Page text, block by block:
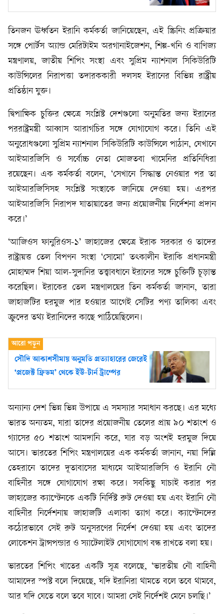
তিনজন ঊর্ধ্বতন ইরানি কর্মকর্তা জানিয়েছেন, এই স্ক্রিনিং প্রক্রিয়ার
সঙ্গে পোর্টস অ্যান্ড মেরিটাইম অরগানাইজেশন, শিল্প-খনি ও বাণিজ্য
মন্ত্রণালয়, জাতীয় শিপিং সংস্থা এবং সুপ্রিম ন্যাশনাল সিকিউরিটি
কাউন্সিলের নিরাপত্তা তদারককারী দলসহ ইরানের বিভিন্ন রাষ্ট্রীয়
প্রতিষ্ঠান যুক্ত।
দ্বিপাক্ষিক চুক্তির ক্ষেত্রে সংশ্লিষ্ট দেশগুলো অনুমতির জন্য ইরানের
পররাষ্ট্রমন্ত্রী আব্বাস আরাগচির সঙ্গে যোগাযোগ করে। তিনি এই
অনুরোধগুলো সুপ্রিম ন্যাশনাল সিকিউরিটি কাউন্সিলে পাঠান, যেখানে
আইআরজিসি ও সর্বোচ্চ নেতা মোজতবা খামেনির প্রতিনিধিরা
রয়েছেন। এক কর্মকর্তা বলেন, ‘সেখানে সিদ্ধান্ত নেওয়ার পর তা
আইআরজিসিসহ সংশ্লিষ্ট সংস্থাকে জানিয়ে দেওয়া হয়। এরপর
আইআরজিসি নিরাপদ যাতায়াতের জন্য প্রয়োজনীয় নির্দেশনা প্রদান
করে।’
‘আজিওস ফানুরিওস-১’ জাহাজের ক্ষেত্রে ইরাক সরকার ও তাদের
রাষ্ট্রায়ত্ত তেল বিপণন সংস্থা ‘সোমো’ তৎকালীন ইরাকি প্রধানমন্ত্রী
মোহাম্মদ শিয়া আল-সুদানির তত্ত্বাবধানে ইরানের সঙ্গে চুক্তিটি চূড়ান্ত
করেছিল। ইরাকের তেল মন্ত্রণালয়ের তিন কর্মকর্তা জানান, তারা
জাহাজটির হরমুজ পার হওয়ার আগেই সেটির পণ্য তালিকা এবং
ক্রুদের তথ্য ইরানিদের কাছে পাঠিয়েছিলেন।
সৌদি আকাশসীমায় অনুমতি প্রত্যাহারের জেরেই
‘প্রজেক্ট ফ্রিডম’ থেকে ইউ-টার্ন ট্রাম্পের
অন্যান্য দেশ ভিন্ন ভিন্ন উপায়ে এ সমস্যার সমাধান করছে। এর মধ্যে
ভারত অন্যতম, যারা তাদের প্রয়োজনীয় তেলের প্রায় ৯০ শতাংশ ও
গ্যাসের ৫০ শতাংশ আমদানি করে, যার বড় অংশই হরমুজ দিয়ে
আসে। ভারতের শিপিং মন্ত্রণালয়ের এক কর্মকর্তা জানান, নয়া দিল্লি
তেহরানে তাদের দূতাবাসের মাধ্যমে আইআরজিসি ও ইরানি নৌ
বাহিনীর সঙ্গে যোগাযোগ রক্ষা করে। সবকিছু যাচাই করার পর
জাহাজের ক্যাপ্টেনকে একটি নির্দিষ্ট রুট দেওয়া হয় এবং ইরানি নৌ
বাহিনীর নির্দেশনায় জাহাজটি এলাকা ত্যাগ করে। ক্যাপ্টেনদের
কঠোরভাবে সেই রুট অনুসরণের নির্দেশ দেওয়া হয় এবং তাদের
লোকেশন ট্রান্সপন্ডার ও স্যাটেলাইট যোগাযোগ বন্ধ রাখতে বলা হয়।
ভারতের শিপিং খাতের একটি সূত্র বলেছে, ‘ভারতীয় নৌ বাহিনী
আমাদের স্পষ্ট বলে দিয়েছে, যদি ইরানিরা থামতে বলে তবে থামবে,
আর যদি যেতে বলে তবে যাবে। আমরা সেই নির্দেশই মেনে চলছি।’